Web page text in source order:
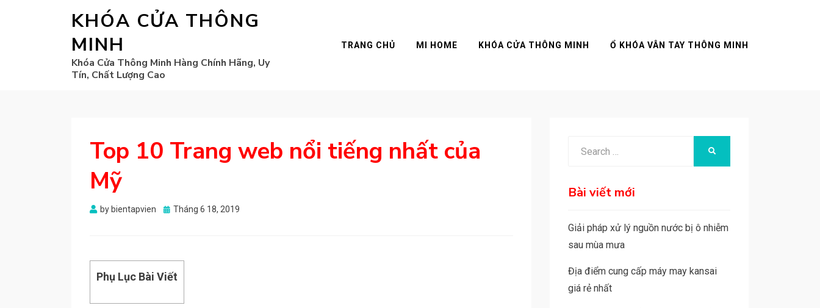
KHÓA CỬA THÔNG
MINH
Khóa Cửa Thông Minh Hàng Chính Hãng, Uy
Tín, Chất Lượng Cao
TRANG CHỦ MI HOME KHÓA CỬA THÔNG MINH Ổ KHÓA VÂN TAY THÔNG MINH
Top 10 Trang web nổi tiếng nhất của
Mỹ
by bientapvien
Posted
Tháng 6 18, 2019
Phụ Lục Bài Viết
Bài viết mới
Giải pháp xử lý nguồn nước bị ô nhiễm
sau mùa mưa
Địa điểm cung cấp máy may kansai
giá rẻ nhất